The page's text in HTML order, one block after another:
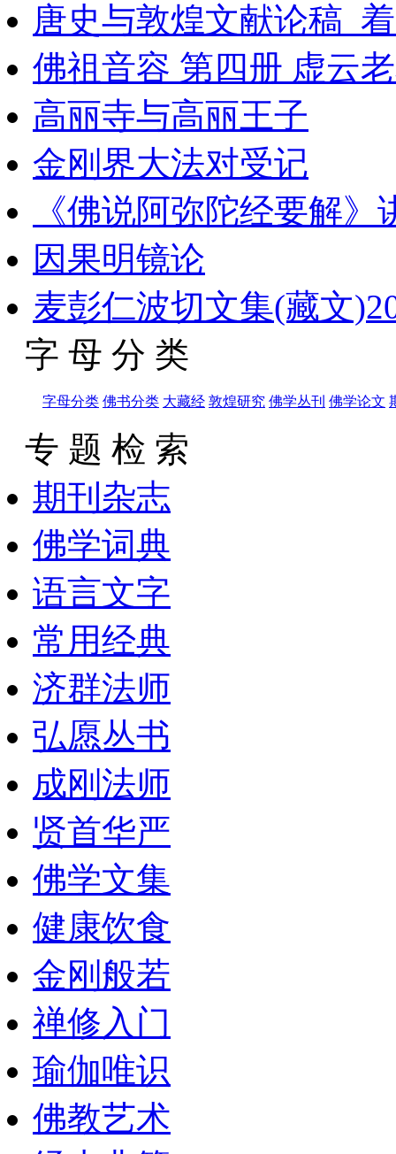
唐史与敦煌文献论稿_
佛祖音容 第四册 虚云
高丽寺与高丽王子
金刚界大法对受记
《佛说阿弥陀经要解》
因果明镜论
麦彭仁波切文集(藏文
字 母 分 类
字母分类 佛书分类 大藏经 敦煌研究 佛学丛刊 佛学论文
专 题 检 索
期刊杂志
佛学词典
语言文字
常用经典
济群法师
弘愿丛书
成刚法师
贤首华严
佛学文集
健康饮食
金刚般若
禅修入门
瑜伽唯识
佛教艺术